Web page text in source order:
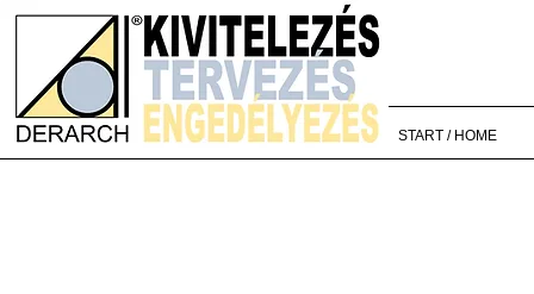
START / HOME